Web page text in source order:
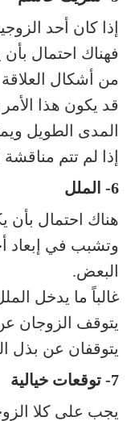
إذا كان أحد
فهناك احتمال
من أشكال
قد يكون هذا
المدى الطويل
إذا لم تتم
6- الملل
هناك احتمال بأن
وتشبب في إبعاد
البعض.
غالباً ما يدخل
يتوقف الزوجان
يتوقفان عن بذل
7- توقعات خيالية
يجب على كلا